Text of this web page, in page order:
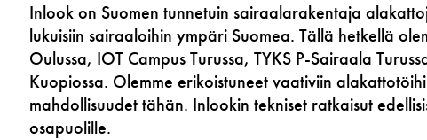
Inlook on Suomen tunnetuin sairaalarakentaja
lukuisiin sairaaloihin ympäri Suomea. Tällä hetkellä
Oulussa, IOT Campus Turussa, TYKS P-Sairaala
Kuopiossa. Olemme erikoistuneet vaativiin
mahdollisuudet tähän. Inlookin tekniset ratkaisut
osapuolille.